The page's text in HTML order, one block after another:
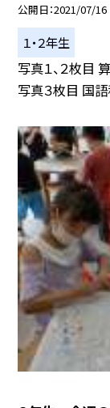
公開日 2021/07/16
１・２年生
写真１、２枚目
写真３枚目 国